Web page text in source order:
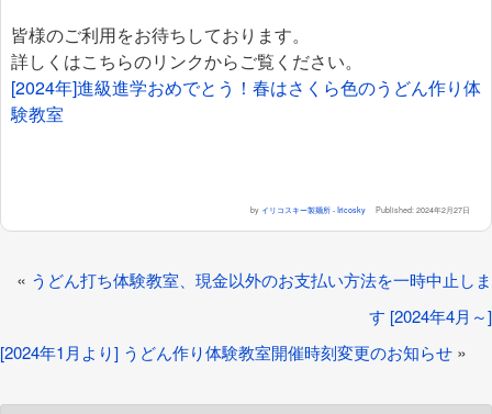
皆様のご利用をお待ちしております。
詳しくはこちらのリンクからご覧ください。
[2024年]進級進学おめでとう！春はさくら色のうどん作り体
験教室
by イリコスキー製麺所 - Iricosky Published:2024年2月27日
« うどん打ち体験教室、現金以外のお支払い方法を一時中止しま
す [2024年4月～]
[2024年1月より] うどん作り体験教室開催時刻変更のお知らせ »